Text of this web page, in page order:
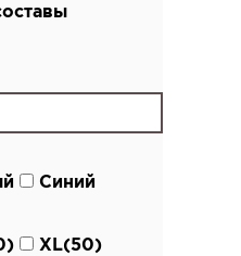
Синий
XL(50)